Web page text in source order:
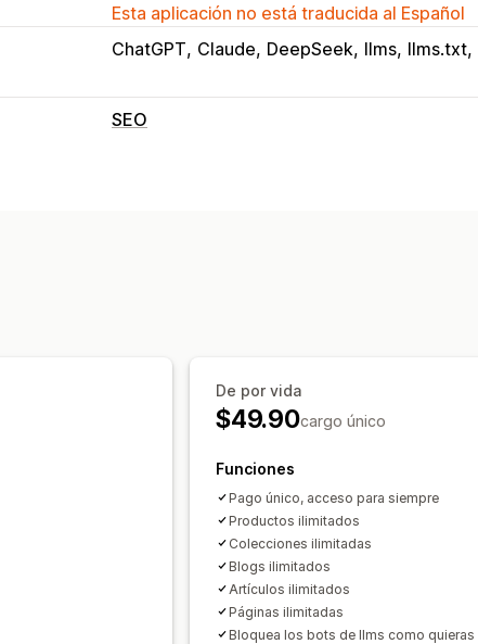
Esta aplicación no está traducida al Español
ChatGPT Claude DeepSeek llms llms.txt
SEO
De por vida
$49.90cargo único
Funciones
Pago único, acceso para siempre
Productos ilimitados
Colecciones ilimitadas
Blogs ilimitados
Artículos ilimitados
Páginas ilimitadas
Bloquea los bots de llms como quieras